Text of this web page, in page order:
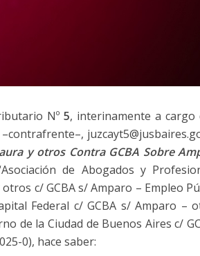
Nº5, interinamente a cargo
y otros Contra GCBA Sobre
de Abogados y
c/ GCBA s/ Amparo – Empleo
Federal c/ GCBA s/ Amparo –
de la Ciudad de Buenos Aires c/
0), hace saber: